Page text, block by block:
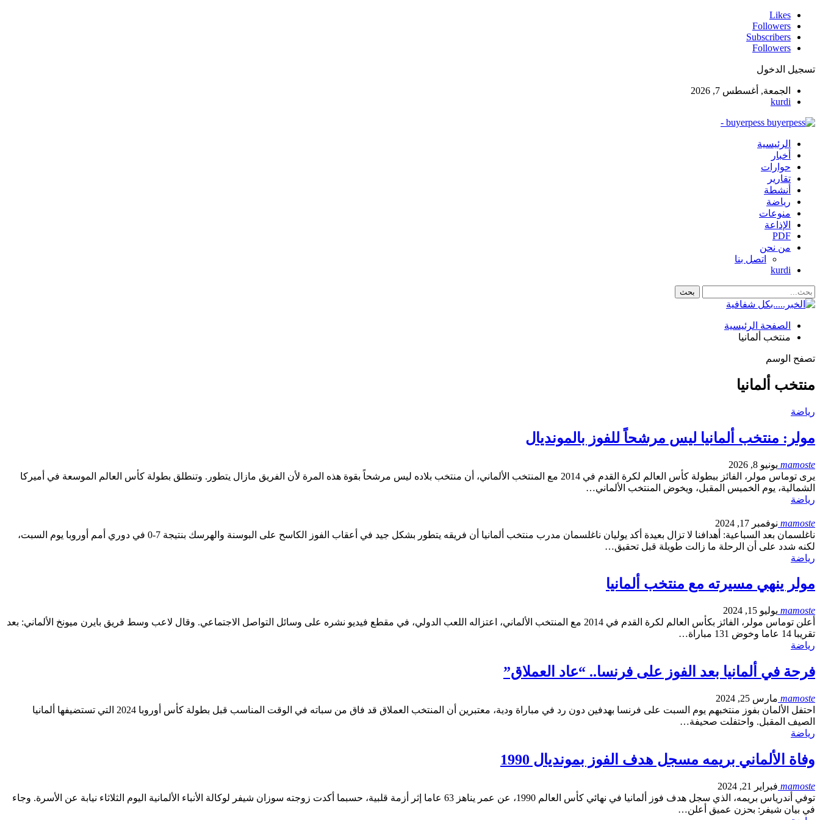
Likes
Followers
Subscribers
Followers
تسجيل الدخول
الجمعة, أغسطس 7, 2026
kurdi
buyerpess -
الرئيسية
أخبار
حوارات
تقارير
أنشطة
رياضة
منوعات
الإذاعة
PDF
من نحن
اتصل بنا
kurdi
الصفحة الرئيسية
منتخب ألمانيا
تصفح الوسم
منتخب ألمانيا
رياضة
مولر: منتخب ألمانيا ليس مرشحاً للفوز بالمونديال
mamoste يونيو 8, 2026
يرى توماس مولر، الفائز ببطولة كأس العالم لكرة القدم في 2014 مع المنتخب الألماني، أن منتخب بلاده ليس مرشحاً بقوة هذه المرة لأن الفريق مازال يتطور. وتنطلق بطولة كأس العالم الموسعة في أميركا
الشمالية، يوم الخميس المقبل، ويخوض المنتخب الألماني…
رياضة
mamoste نوفمبر 17, 2024
ناغلسمان بعد السباعية: أهدافنا لا تزال بعيدة أكد يوليان ناغلسمان مدرب منتخب ألمانيا أن فريقه يتطور بشكل جيد في أعقاب الفوز الكاسح على البوسنة والهرسك بنتيجة 7-0 في دوري أمم أوروبا يوم السبت،
لكنه شدد على أن الرحلة ما زالت طويلة قبل تحقيق…
رياضة
مولر ينهي مسيرته مع منتخب ألمانيا
mamoste يوليو 15, 2024
أعلن توماس مولر، الفائز بكأس العالم لكرة القدم في 2014 مع المنتخب الألماني، اعتزاله اللعب الدولي، في مقطع فيديو نشره على وسائل التواصل الاجتماعي. وقال لاعب وسط فريق بايرن ميونخ الألماني: بعد
تقريبا 14 عاما وخوض 131 مباراة…
رياضة
فرحة في ألمانيا بعد الفوز على فرنسا.. “عاد العملاق”
mamoste مارس 25, 2024
احتفل الألمان بفوز منتخبهم يوم السبت على فرنسا بهدفين دون رد في مباراة ودية، معتبرين أن المنتخب العملاق قد فاق من سباته في الوقت المناسب قبل بطولة كأس أوروبا 2024 التي تستضيفها ألمانيا
الصيف المقبل. واحتفلت صحيفة…
رياضة
وفاة الألماني بريمه مسجل هدف الفوز بمونديال 1990
mamoste فبراير 21, 2024
توفي أندرياس بريمه، الذي سجل هدف فوز ألمانيا في نهائي كأس العالم 1990، عن عمر يناهز 63 عاما إثر أزمة قلبية، حسبما أكدت زوجته سوزان شيفر لوكالة الأنباء الألمانية اليوم الثلاثاء نيابة عن الأسرة. وجاء
في بيان شيفر: بحزن عميق أعلن…